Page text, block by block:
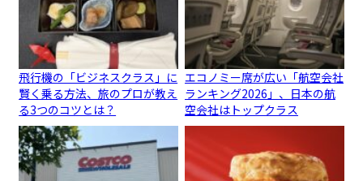
飛行機の「ビジネスクラス」に
賢く乗る方法、旅のプロが教え
る3つのコツとは？
エコノミー席が広い「航空会社
ランキング2026」、日本の航
空会社はトップクラス